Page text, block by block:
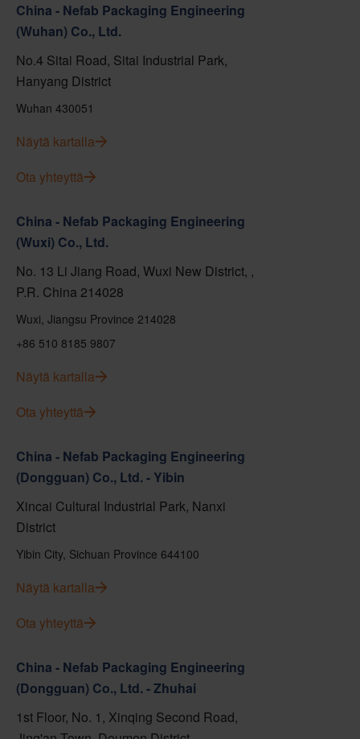
China - Nefab Packaging Engineering
(Wuhan) Co., Ltd.
No.4 Sitai Road, Sitai Industrial Park,
Hanyang District
Wuhan 430051
Näytä kartalla
Ota yhteyttä
China - Nefab Packaging Engineering
(Wuxi) Co., Ltd.
No. 13 Li Jiang Road, Wuxi New District, ,
P.R. China 214028
Wuxi, Jiangsu Province 214028
+86 510 8185 9807
Näytä kartalla
Ota yhteyttä
China - Nefab Packaging Engineering
(Dongguan) Co., Ltd. - Yibin
Xincai Cultural Industrial Park, Nanxi
District
Yibin City, Sichuan Province 644100
Näytä kartalla
Ota yhteyttä
China - Nefab Packaging Engineering
(Dongguan) Co., Ltd. - Zhuhai
1st Floor, No. 1, Xinqing Second Road,